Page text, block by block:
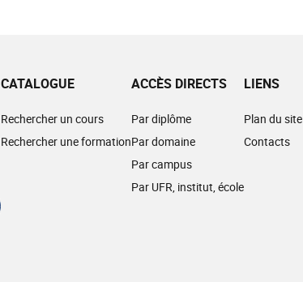
CATALOGUE
Rechercher un cours
Rechercher une formation
ACCÈS DIRECTS
Par diplôme
Par domaine
Par campus
Par UFR, institut, école
LIENS
Plan du site
Contacts